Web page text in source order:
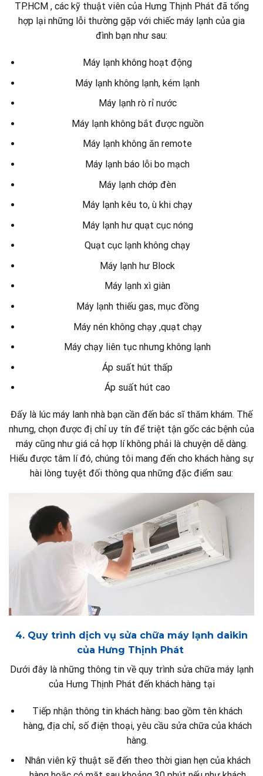
TP.HCM , các kỹ thuật viên của Hưng Thịnh Phát đã tổng
hợp lại những lỗi thường gặp với chiếc máy lạnh của gia
đình bạn như sau:
Máy lạnh không hoạt động
Máy lạnh không lạnh, kém lạnh
Máy lạnh rò rỉ nước
Máy lạnh không bắt được nguồn
Máy lạnh không ăn remote
Máy lạnh báo lỗi bo mạch
Máy lạnh chớp đèn
Máy lạnh kêu to, ù khi chạy
Máy lạnh hư quạt cục nóng
Quạt cục lạnh không chạy
Máy lạnh hư Block
Máy lạnh xì giàn
Máy lạnh thiếu gas, mục đồng
Máy nén không chạy ,quạt chạy
Máy chạy liên tục nhưng không lạnh
Áp suất hút thấp
Áp suất hút cao
Đấy là lúc máy lanh nhà bạn cần đến bác sĩ thăm khám. Thế
nhưng, chọn được đị chỉ uy tín để triệt tận gốc các bệnh của
máy cũng như giá cả hợp lí không phải là chuyện dễ dàng.
Hiểu được tâm lí đó, chúng tôi mang đến cho khách hàng sự
hài lòng tuyệt đối thông qua những đặc điểm sau:
4. Quy trình dịch vụ sửa chữa máy lạnh daikin
của Hưng Thịnh Phát
Dưới đây là những thông tin về quy trình sửa chữa máy lạnh
của Hưng Thịnh Phát đến khách hàng tại
Tiếp nhận thông tin khách hàng: bao gồm tên khách
hàng, địa chỉ, số điện thoại, yêu cầu sửa chữa của khách
hàng.
Nhân viên kỹ thuật sẽ đến theo thời gian hẹn của khách